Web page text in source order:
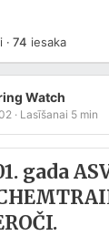
·74 iesaka
Watch
· Lasīšanai 5 min
gada